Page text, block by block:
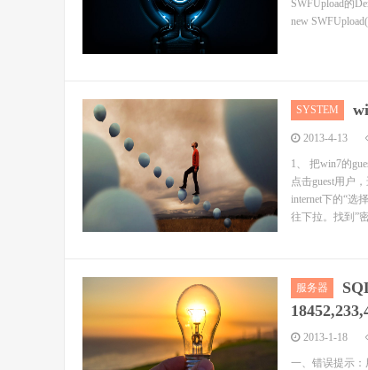
SWFUpload的
new
SYSTEM
2013-4-13
1、 把win7的
点击guest用户
internet下的“选
往下拉。找到”
服务器
2013-1-18
一、错误提示：